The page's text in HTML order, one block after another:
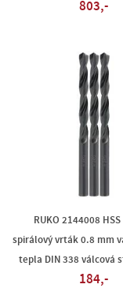
803,-
RUKO 2144008
spirálový vrták 0.8 mm
tepla DIN 338 válcová
184,-